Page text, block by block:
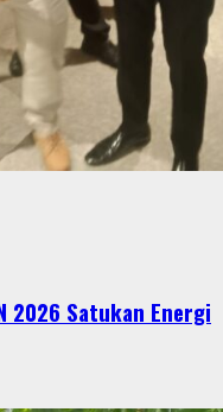
2026 Satukan Energi